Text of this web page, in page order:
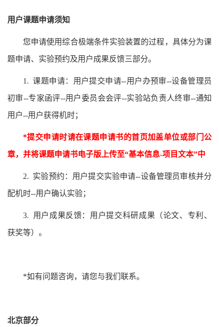
用户课题申请须知
您申请使用综合极端条件实验装置的过程，具体分为课
题申请、实验预约及用户成果反馈三部分。
1. 课题申请：用户提交申请--用户办预审--设备管理员
初审--专家函评--用户委员会会评--实验站负责人终审--通知
用户--用户获得机时；
*提交申请时请在课题申请书的首页加盖单位或部门公
章，并将课题申请书电子版上传至“基本信息-项目文本”中
2. 实验预约：用户提交实验申请--设备管理员审核并分
配机时--用户确认实验；
3. 用户成果反馈：用户提交科研成果（论文、专利、
获奖等）。
*如有问题咨询，请您与我们联系。
北京部分